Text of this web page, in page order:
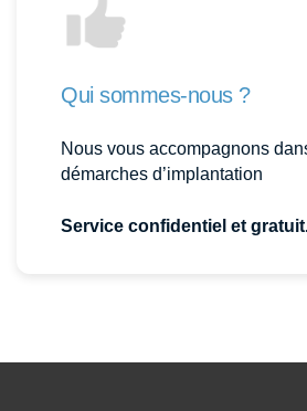
Qui sommes-nous ?
Nous vous accompagnons
démarches d’implantation
Service confidentiel et